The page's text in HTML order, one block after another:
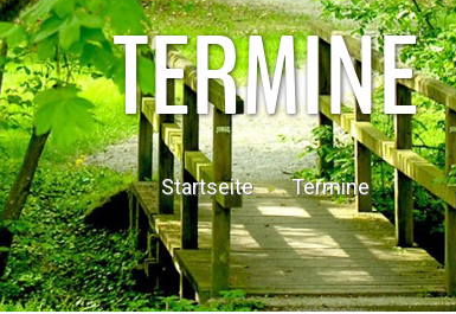
TERMINE
Startseite Termine